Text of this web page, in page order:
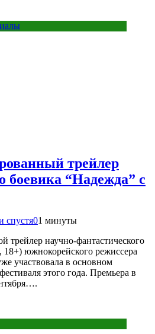
трейлер
боевика “Надежда” с
спустя01 минуты
трейлер научно-фантастического
18+) южнокорейского режиссера
участвовала в основном
этого года. Премьера в